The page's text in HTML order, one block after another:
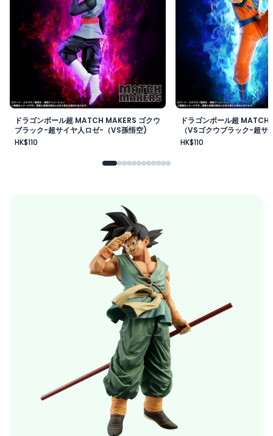
ドラゴンボール超 MATCH MAKERS ゴクウ
ブラック-超サイヤ人ロゼ-（VS孫悟空)
HK$110
ドラゴンボール超 MATCH
（VSゴクウブラック-超
HK$110